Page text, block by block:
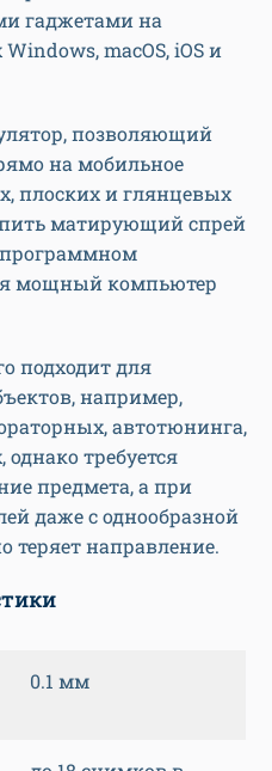
гаджетами на
macOS, iOS и
позволяющий
на мобильное
плоских и глянцевых
матирующий спрей
мощный компьютер
подходит для
например,
автотюнинга,
требуется
предмета, а при
даже с однообразной
теряет направление.
0.1 мм